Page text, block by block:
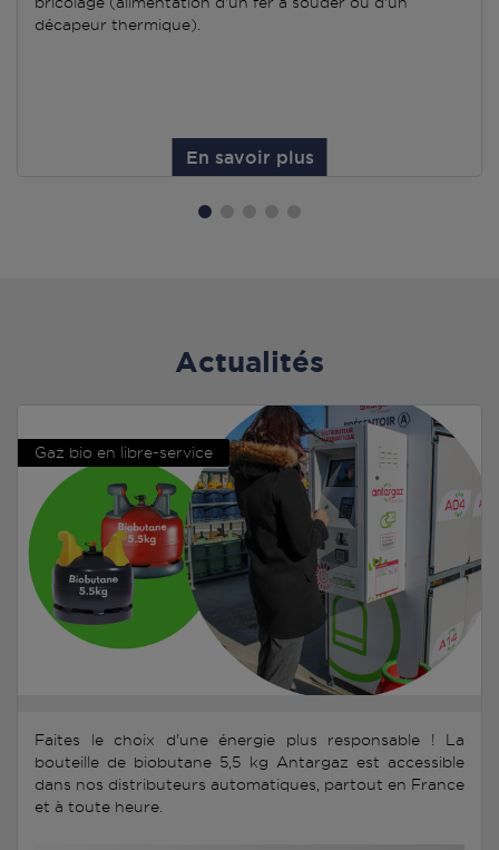
décapeur thermique).
En savoir plus
Actualités
Gaz bio en libre-service
Faites le choix d'une énergie plus responsable ! La
bouteille de biobutane 5,5 kg Antargaz est accessible
dans nos distributeurs automatiques, partout en France
et à toute heure.